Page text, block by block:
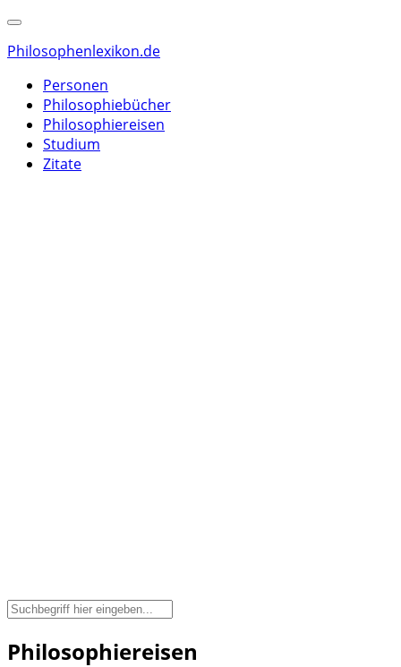
Philosophenlexikon.de
Personen
Philosophiebücher
Philosophiereisen
Studium
Zitate
Philosophiereisen